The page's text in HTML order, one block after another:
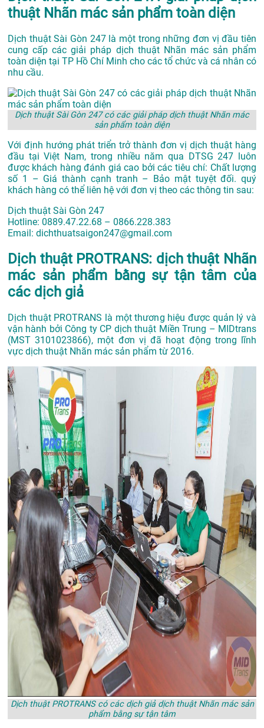
thuật Nhãn mác sản phẩm toàn diện
Dịch thuật Sài Gòn 247 là một trong những đơn vị đầu tiên
cung cấp các giải pháp dịch thuật Nhãn mác sản phẩm
toàn diện tại TP Hồ Chí Minh cho các tổ chức và cá nhân có
nhu cầu.
Dịch thuật Sài Gòn 247 có các giải pháp dịch thuật Nhãn mác
sản phẩm toàn diện
Với định hướng phát triển trở thành đơn vị dịch thuật hàng
đầu tại Việt Nam, trong nhiều năm qua DTSG 247 luôn
được khách hàng đánh giá cao bởi các tiêu chí: Chất lượng
số 1 – Giá thành cạnh tranh – Bảo mật tuyệt đối. quý
khách hàng có thể liên hệ với đơn vị theo các thông tin sau:
Dịch thuật Sài Gòn 247
Hotline: 0889.47.22.68 – 0866.228.383
Email: dichthuatsaigon247@gmail.com
Dịch thuật PROTRANS: dịch thuật Nhãn
mác sản phẩm bằng sự tận tâm của
các dịch giả
Dịch thuật PROTRANS là một thương hiệu được quản lý và
vận hành bởi Công ty CP dịch thuật Miền Trung – MIDtrans
(MST 3101023866), một đơn vị đã hoạt động trong lĩnh
vực dịch thuật Nhãn mác sản phẩm từ 2016.
Dịch thuật PROTRANS có các dịch giả dịch thuật Nhãn mác sản
phẩm bằng sự tận tâm